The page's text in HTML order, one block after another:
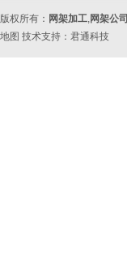
版权所有： 网架加工,网架公司
地图 技术支持： 君通科技